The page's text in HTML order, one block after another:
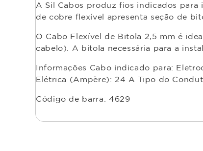
A Sil Cabos produz fios indicados para
de cobre flexível apresenta seção de
O Cabo Flexível de Bitola 2,5 mm é
cabelo). A bitola necessária para a
Informações Cabo indicado para:
Elétrica (Ampère): 24 A Tipo do
Código de barra: 4629